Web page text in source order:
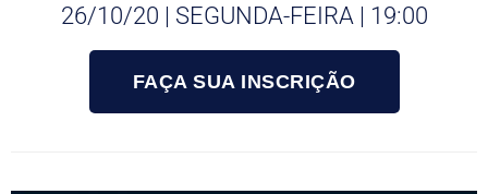
26/10/20 | SEGUNDA-FEIRA | 19:00
FAÇA SUA INSCRIÇÃO